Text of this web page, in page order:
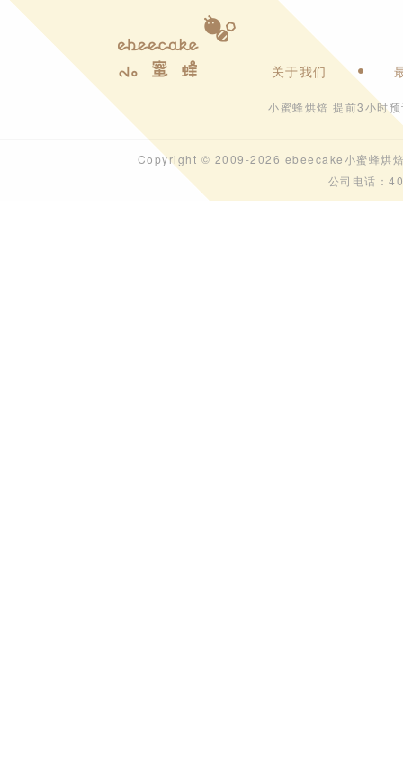
关于我们
小蜜蜂烘焙 提前3小时
Copyright © 2009-2026 ebeecake小蜜蜂烘
公司电话